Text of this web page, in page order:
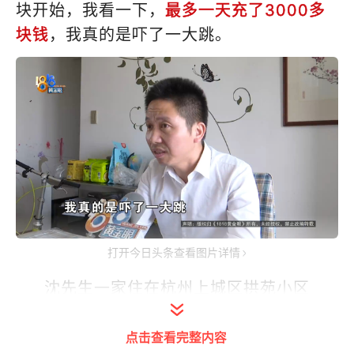
块开始，我看一下， 最多一天充了3000多
块钱，我真的是吓了一大跳。
打开今日头条查看图片详情
沈先生一家住在杭州上城区拱苑小区
孩子上五年级
点击查看完整内容